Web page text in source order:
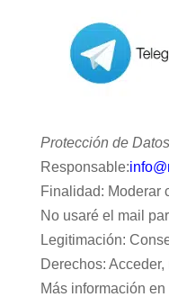
Protección de
Responsable:
Finalidad: Moderar
No usaré el mail
Legitimación:
Derechos:
Más información en